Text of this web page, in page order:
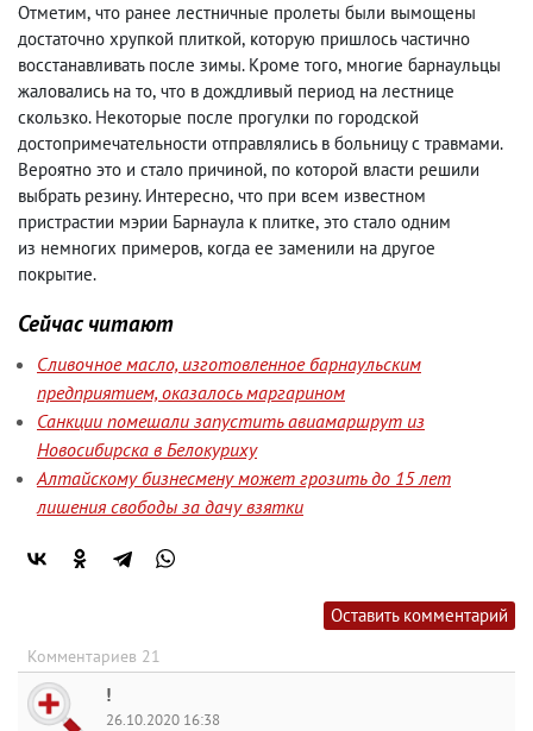
Отметим, что ранее лестничные пролеты были вымощены
достаточно хрупкой плиткой, которую пришлось частично
восстанавливать после зимы. Кроме того, многие барнаульцы
жаловались на то, что в дождливый период на лестнице
скользко. Некоторые после прогулки по городской
достопримечательности отправлялись в больницу с травмами.
Вероятно это и стало причиной, по которой власти решили
выбрать резину. Интересно, что при всем известном
пристрастии мэрии Барнаула к плитке, это стало одним
из немногих примеров, когда ее заменили на другое
покрытие.
Сейчас читают
Сливочное масло, изготовленное барнаульским
предприятием, оказалось маргарином
Санкции помешали запустить авиамаршрут из
Новосибирска в Белокуриху
Алтайскому бизнесмену может грозить до 15 лет
лишения свободы за дачу взятки
Оставить комментарий
Комментариев 21
!
26.10.2020 16:38